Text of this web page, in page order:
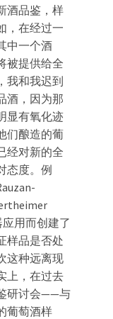
酒品鉴，样
，在经过一
中一个酒
被提供给全
我和我迟到
酒，因为那
显有氧化迹
们酿造的葡
经对新的全
态度。例
用而创建了
样品是否处
这种远离现
上，在过去
研讨会——与
葡萄酒样